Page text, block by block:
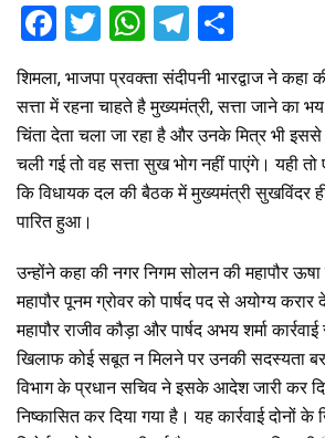
F
ce
b
o
o
k
T
tt
er
W
at
s
A
p
T
el
e
gr
a
m
ar
e
शिमला, भाजपा प्रवक्ता संदीपनी भारद्वाज ने कहा
सत्ता में रहना चाहते है मुख्यमंत्री, सत्ता जाने का
चिंता देता चला जा रहा है और उनके मित्र भी इससे
चली गई तो वह सत्ता सुख भोग नहीं पाएंगे। यही
कि विधायक दल की बैठक में मुख्यमंत्री सुखविंदर
पारित हुआ।
उन्होंने कहा की नगर निगम सोलन की महापौर ऊषा
महापौर पूनम ग्रोवर को पार्षद पद से अयोग्य करार
महापौर राजीव कौड़ा और पार्षद अभय शर्मा
खिलाफ कोई सबूत न मिलने पर उनकी सदस्यता
विभाग के प्रधान सचिव ने इसके आदेश जारी कर
निष्कासित कर दिया गया है। यह कार्रवाई दोनों